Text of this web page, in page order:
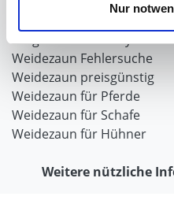
Nur
Torgriffe oder Torsysteme
Weidezaun Fehlersuche
Weidezaun preisgünstig
Weidezaun für Pferde
Weidezaun für Schafe
Weidezaun für Hühner
Weitere nützliche